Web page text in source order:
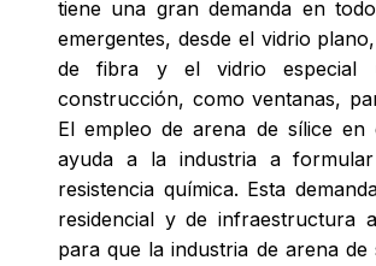
tiene una gran demanda en
emergentes, desde el vidrio
de fibra y el vidrio especial
construcción, como ventanas,
El empleo de arena de sílice en
ayuda a la industria a
resistencia química. Esta
residencial y de infraestructura
para que la industria de arena de